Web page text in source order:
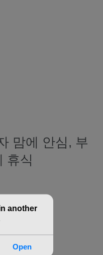
맘에 안심, 부
휴식